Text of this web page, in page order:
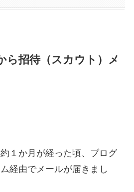
ら招待（スカウト）メ
１か月が経った頃、ブログ
経由でメールが届きまし